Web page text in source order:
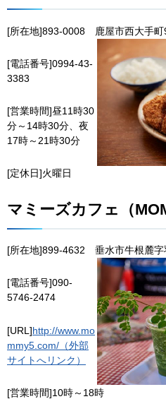
[所在地]893-0008 鹿屋市西大手
[電話番号]0994-43-
3383
[営業時間]昼11時30
分～14時30分、夜
17時～21時30分
[定休日]火曜日
マミーズカフェ（
[所在地]899-4632 垂水市牛根麓
[電話番号]090-
5746-2474
[URL]http://www.mo
mmy5.com/（外部
サイトへリンク）
[営業時間]10時～18時